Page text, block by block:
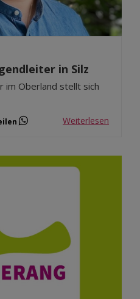
in Silz
im Oberland stellt sich
Weiterlesen